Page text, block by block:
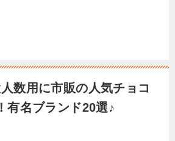
数用に市販の人気チョコ
有名ブランド20選♪